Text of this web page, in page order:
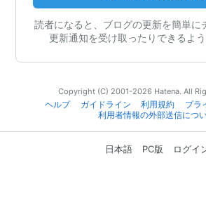
読者になると、ブログの更新を簡単に
更新通知を受け取ったりできるよう
Copyright (C) 2001-2026 Hatena. All
ヘルプ
ガイドライン 利用規約
プラ
利用者情報の外部送信につ
日本語 PC版 ログイ